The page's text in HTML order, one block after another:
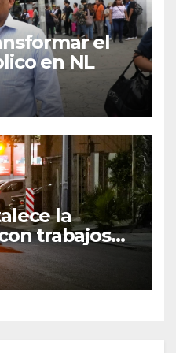
el
en NL
la
trabajos
de carriles en